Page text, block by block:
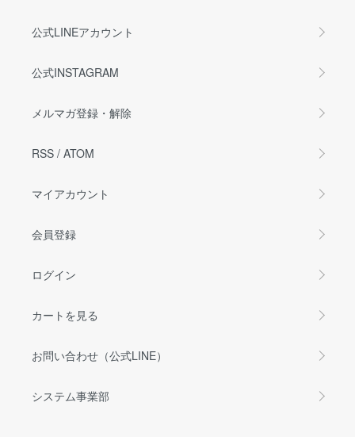
公式LINEアカウント
公式INSTAGRAM
メルマガ登録・解除
RSS / ATOM
マイアカウント
会員登録
ログイン
カートを見る
お問い合わせ（公式LINE）
システム事業部